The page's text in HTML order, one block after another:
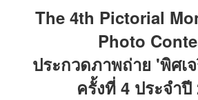
The 4th Pictorial
Photo
ประกวดภาพถ่าย 'พิศเ
ครั้งที่ 4 ประจำปี